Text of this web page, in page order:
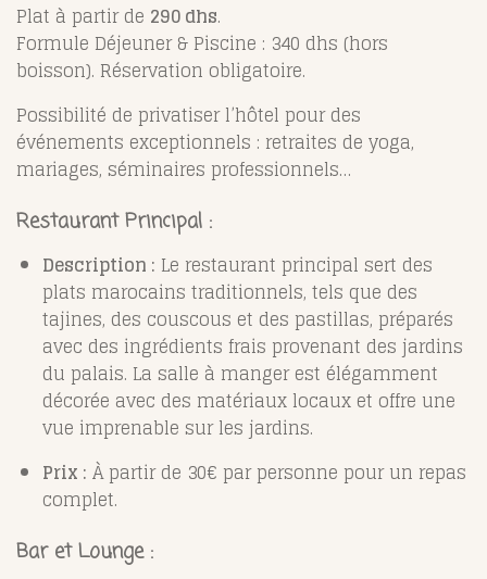
Plat à partir de 290 dhs.
Formule Déjeuner & Piscine : 340 dhs (hors
boisson). Réservation obligatoire.
Possibilité de privatiser l’hôtel pour des
événements exceptionnels : retraites de yoga,
mariages, séminaires professionnels…
Restaurant Principal :
Description : Le restaurant principal sert des
plats marocains traditionnels, tels que des
tajines, des couscous et des pastillas, préparés
avec des ingrédients frais provenant des jardins
du palais. La salle à manger est élégamment
décorée avec des matériaux locaux et offre une
vue imprenable sur les jardins.
Prix : À partir de 30€ par personne pour un repas
complet.
Bar et Lounge :